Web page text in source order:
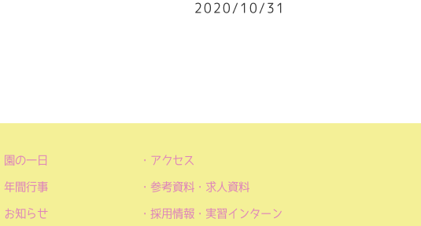
2020/10/31
園の一日
年間行事
お知らせ
アクセス
参考資料・求人資料
採用情報・実習インターン